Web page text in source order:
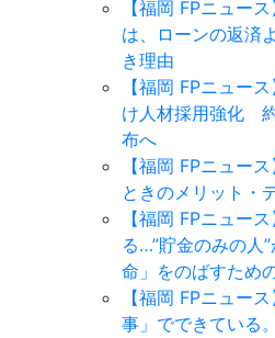
【福岡 FPニュー
は、ローンの返済
き理由
【福岡 FPニュー
け人材採用強化
布へ
【福岡 FPニュー
ときのメリット・
【福岡 FPニュー
る…”貯金のみの人
命」をのばすため
【福岡 FPニュー
事」でできている